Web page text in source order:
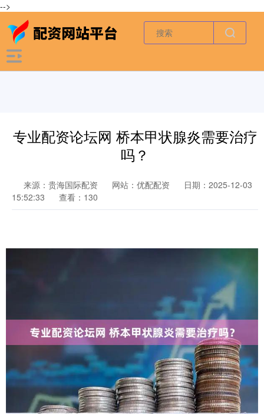
-->
专业配资论坛网 桥本甲状腺炎需要治疗
吗？
来源：贵海国际配资 网站：优配配资
日期：2025-12-03
15:52:33
查看：130